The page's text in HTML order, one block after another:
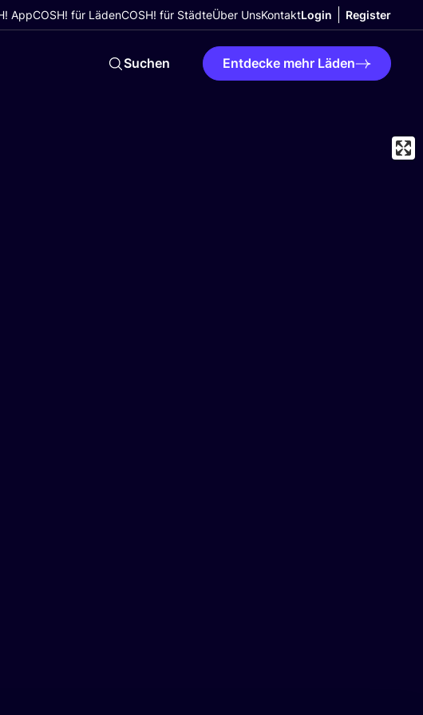
AppCOSH! für LädenCOSH! für StädteÜber UnsKontaktLogin Register
Suchen Entdecke mehr Läden